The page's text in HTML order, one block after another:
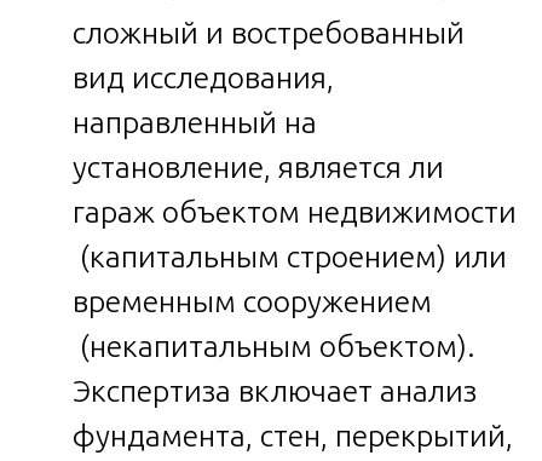
сложный и востребованный
вид исследования,
направленный на
установление, является ли
гараж объектом недвижимости
(капитальным строением) или
временным сооружением
(некапитальным объектом).
Экспертиза включает анализ
фундамента, стен, перекрытий,